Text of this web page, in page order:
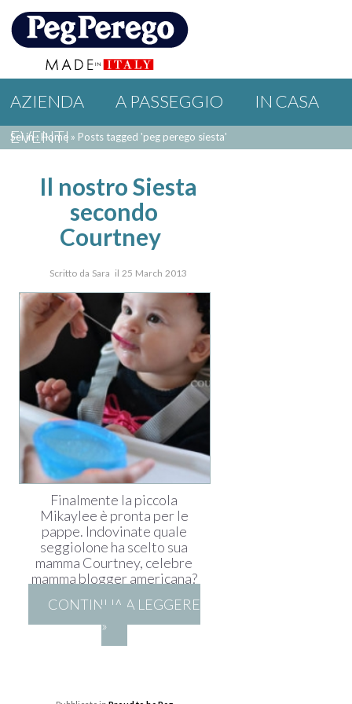
AZIENDA A PASSEGGIO IN CASA
EVENTI
Sei in : Home » Posts tagged 'peg perego siesta'
Il nostro Siesta
secondo
Courtney
Scritto da Sara il 25 March 2013
Finalmente la piccola
Mikaylee è pronta per le
pappe. Indovinate quale
seggiolone ha scelto sua
mamma Courtney, celebre
mamma blogger americana?
CONTINUA A LEGGERE
»